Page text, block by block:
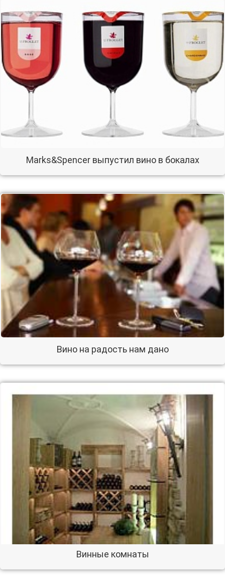
Marks&Spencer выпустил вино в бокалах
Вино на радость нам дано
Винные комнаты